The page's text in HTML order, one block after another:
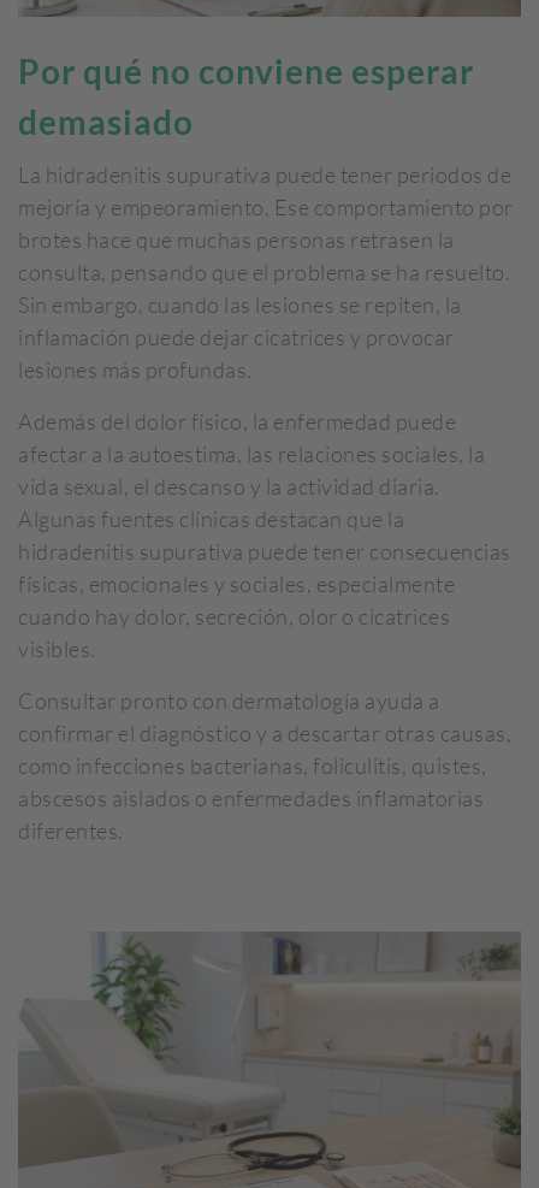
Por qué no conviene esperar
demasiado
La hidradenitis supurativa puede tener periodos de
mejoría y empeoramiento. Ese comportamiento por
brotes hace que muchas personas retrasen la
consulta, pensando que el problema se ha resuelto.
Sin embargo, cuando las lesiones se repiten, la
inflamación puede dejar cicatrices y provocar
lesiones más profundas.
Además del dolor físico, la enfermedad puede
afectar a la autoestima, las relaciones sociales, la
vida sexual, el descanso y la actividad diaria.
Algunas fuentes clínicas destacan que la
hidradenitis supurativa puede tener consecuencias
físicas, emocionales y sociales, especialmente
cuando hay dolor, secreción, olor o cicatrices
visibles.
Consultar pronto con dermatología ayuda a
confirmar el diagnóstico y a descartar otras causas,
como infecciones bacterianas, foliculitis, quistes,
abscesos aislados o enfermedades inflamatorias
diferentes.